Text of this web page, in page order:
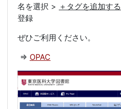
名を選択 > ＋タグを追加する
登録
ぜひご利用ください。
⇒ OPAC